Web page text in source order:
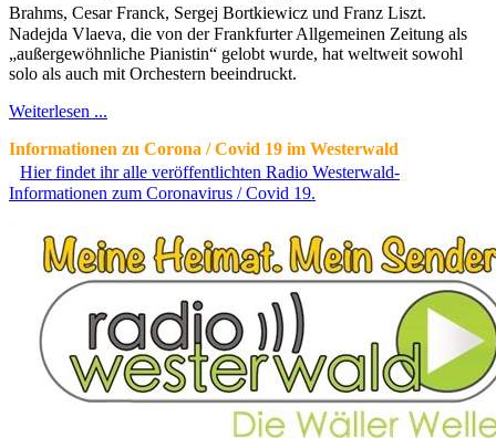
Brahms, Cesar Franck, Sergej Bortkiewicz und Franz Liszt.
Nadejda Vlaeva, die von der Frankfurter Allgemeinen Zeitung als
„außergewöhnliche Pianistin“ gelobt wurde, hat weltweit sowohl
solo als auch mit Orchestern beeindruckt.
Weiterlesen ...
Informationen zu Corona / Covid 19 im Westerwald
Hier findet ihr alle veröffentlichten Radio Westerwald-
Informationen zum Coronavirus / Covid 19.